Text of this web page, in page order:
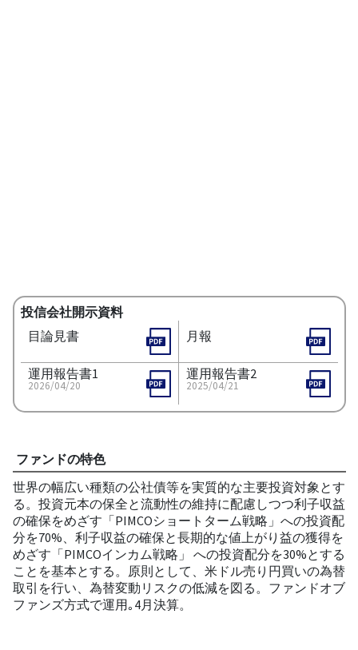
投信会社開示資料
目論見書
月報
運用報告書1
2026/04/20
運用報告書2
2025/04/21
ファンドの特色
世界の幅広い種類の公社債等を実質的な主要投資対象とす
る。投資元本の保全と流動性の維持に配慮しつつ利子収益
の確保をめざす「PIMCOショートターム戦略」への投資配
分を70%、利子収益の確保と長期的な値上がり益の獲得を
めざす「PIMCOインカム戦略」 への投資配分を30%とする
ことを基本とする。原則として、米ドル売り円買いの為替
取引を行い、為替変動リスクの低減を図る。ファンドオブ
ファンズ方式で運用｡4月決算。